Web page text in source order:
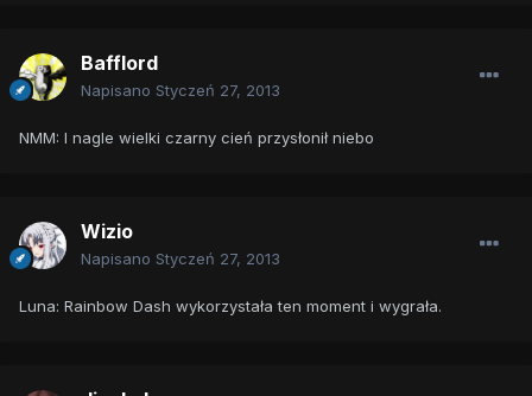
Bafflord
Napisano Styczeń 27, 2013
NMM: I nagle wielki czarny cień przysłonił niebo
Wizio
Napisano Styczeń 27, 2013
Luna: Rainbow Dash wykorzystała ten moment i wygrała.